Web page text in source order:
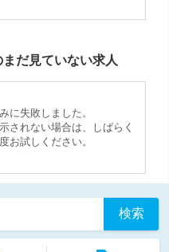
だ見ていない求人
に失敗しました。
されない場合は、しばらく
お試しください。
検索